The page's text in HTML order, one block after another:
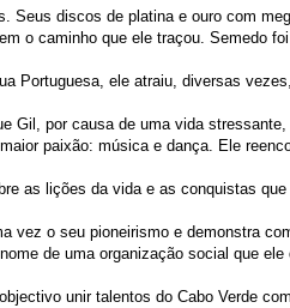
Seus discos de platina e ouro com
o caminho que ele traçou. Semedo
Portuguesa, ele atraiu, diversas
Gil, por causa de uma vida
paixão: música e dança. Ele
as lições da vida e as conquistas
vez o seu pioneirismo e demonstra
de uma organização social que
unir talentos do Cabo Verde